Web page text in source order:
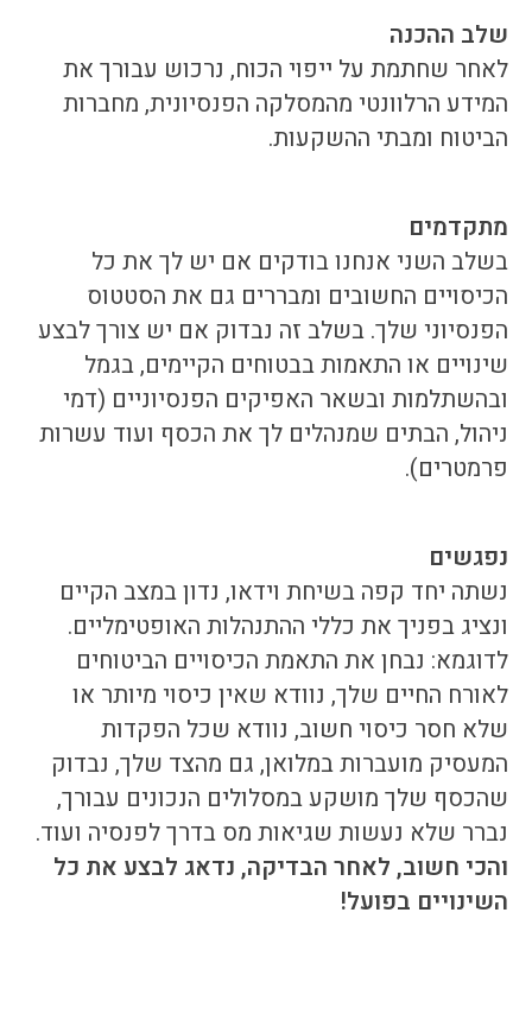
שלב ההכנה
לאחר שחתמת על ייפוי הכוח, נרכוש עבורך את
המידע הרלוונטי מהמסלקה הפנסיונית, מחברות
הביטוח ומבתי ההשקעות.
מתקדמים
בשלב השני אנחנו בודקים אם יש לך את כל
הכיסויים החשובים ומבררים גם את הסטטוס
הפנסיוני שלך. בשלב זה נבדוק אם יש צורך לבצע
שינויים או התאמות בבטוחים הקיימים, בגמל
ובהשתלמות ובשאר האפיקים הפנסיוניים (דמי
ניהול, הבתים שמנהלים לך את הכסף ועוד עשרות
פרמטרים).
נפגשים
נשתה יחד קפה בשיחת וידאו, נדון במצב הקיים
ונציג בפניך את כללי ההתנהלות האופטימליים.
לדוגמא: נבחן את התאמת הכיסויים הביטוחים
לאורח החיים שלך, נוודא שאין כיסוי מיותר או
שלא חסר כיסוי חשוב, נוודא שכל הפקדות
המעסיק מועברות במלואן, גם מהצד שלך, נבדוק
שהכסף שלך מושקע במסלולים הנכונים עבורך,
נברר שלא נעשות שגיאות מס בדרך לפנסיה ועוד.
והכי חשוב, לאחר הבדיקה, נדאג לבצע את כל
השינויים בפועל!